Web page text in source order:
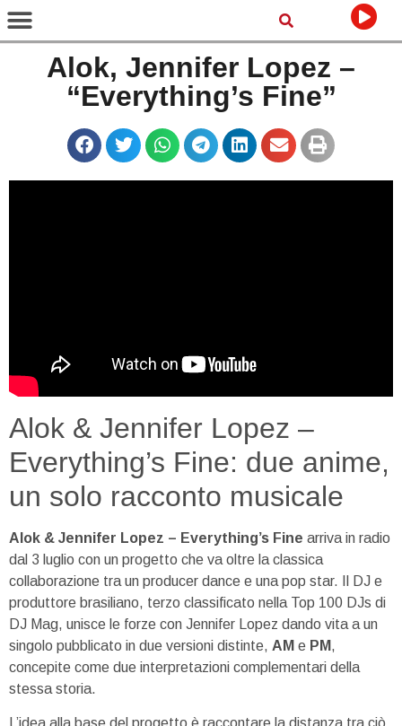
Alok, Jennifer Lopez –
“Everything’s Fine”
Alok & Jennifer Lopez –
Everything’s Fine: due anime,
un solo racconto musicale
Alok & Jennifer Lopez – Everything’s Fine arriva in radio
dal 3 luglio con un progetto che va oltre la classica
collaborazione tra un producer dance e una pop star. Il DJ e
produttore brasiliano, terzo classificato nella Top 100 DJs di
DJ Mag, unisce le forze con Jennifer Lopez dando vita a un
singolo pubblicato in due versioni distinte, AM e PM ,
concepite come due interpretazioni complementari della
stessa storia.